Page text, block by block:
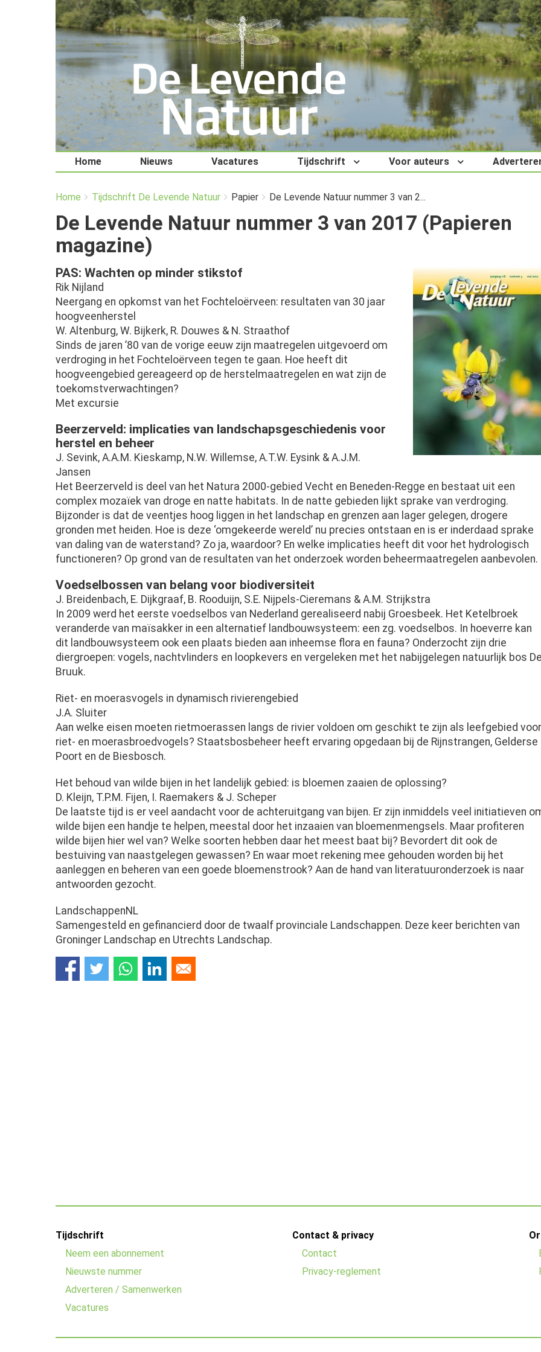
Home Nieuws Vacatures Tijdschrift Voor auteurs
Breadcrumbs
You
here:
Home Tijdschrift De Levende Natuur Papier De Levende Natuur nummer 3 van 2...
De Levende Natuur nummer 3 van 2017 (Papieren
magazine)
Afbeelding
PAS: Wachten op minder stikstof
Rik Nijland
Neergang en opkomst van het Fochteloërveen: resultaten van 30 jaar
hoogveenherstel
W. Altenburg, W. Bijkerk, R. Douwes & N. Straathof
Sinds de jaren ’80 van de vorige eeuw zijn maatregelen uitgevoerd om
verdroging in het Fochteloërveen tegen te gaan. Hoe heeft dit
hoogveengebied gereageerd op de herstelmaatregelen en wat zijn de
toekomstverwachtingen?
Met excursie
Beerzerveld: implicaties van landschapsgeschiedenis voor
herstel en beheer
J. Sevink, A.A.M. Kieskamp, N.W. Willemse, A.T.W. Eysink & A.J.M.
Jansen
Het Beerzerveld is deel van het Natura 2000-gebied Vecht en Beneden-Regge en bestaat uit een
complex mozaïek van droge en natte habitats. In de natte gebieden lijkt sprake van verdroging.
Bijzonder is dat de veentjes hoog liggen in het landschap en grenzen aan lager gelegen, drogere
gronden met heiden. Hoe is deze ‘omgekeerde wereld’ nu precies ontstaan en is er inderdaad sprake
van daling van de waterstand? Zo ja, waardoor? En welke implicaties heeft dit voor het hydrologisch
functioneren? Op grond van de resultaten van het onderzoek worden beheermaatregelen aanbevolen.
Voedselbossen van belang voor biodiversiteit
J. Breidenbach, E. Dijkgraaf, B. Rooduijn, S.E. Nijpels-Cieremans & A.M. Strijkstra
In 2009 werd het eerste voedselbos van Nederland gerealiseerd nabij Groesbeek. Het Ketelbroek
veranderde van maïsakker in een alternatief landbouwsysteem: een zg. voedselbos. In hoeverre kan
dit landbouwsysteem ook een plaats bieden aan inheemse flora en fauna? Onderzocht zijn drie
diergroepen: vogels, nachtvlinders en loopkevers en vergeleken met het nabijgelegen natuurlijk bos
Bruuk.
Riet- en moerasvogels in dynamisch rivierengebied
J.A. Sluiter
Aan welke eisen moeten rietmoerassen langs de rivier voldoen om geschikt te zijn als leefgebied voor
riet- en moerasbroedvogels? Staatsbosbeheer heeft ervaring opgedaan bij de Rijnstrangen, Gelderse
Poort en de Biesbosch.
Het behoud van wilde bijen in het landelijk gebied: is bloemen zaaien de oplossing?
D. Kleijn, T.P.M. Fijen, I. Raemakers & J. Scheper
De laatste tijd is er veel aandacht voor de achteruitgang van bijen. Er zijn inmiddels veel initiatieven
wilde bijen een handje te helpen, meestal door het inzaaien van bloemenmengsels. Maar profiteren
wilde bijen hier wel van? Welke soorten hebben daar het meest baat bij? Bevordert dit ook de
bestuiving van naastgelegen gewassen? En waar moet rekening mee gehouden worden bij het
aanleggen en beheren van een goede bloemenstrook? Aan de hand van literatuuronderzoek is naar
antwoorden gezocht.
LandschappenNL
Samengesteld en gefinancierd door de twaalf provinciale Landschappen. Deze keer berichten van
Groninger Landschap en Utrechts Landschap.
Footer
menu
Tijdschrift
Neem een abonnement
Nieuwste nummer
Adverteren / Samenwerken
Vacatures
Contact & privacy
Contact
Privacy-reglement